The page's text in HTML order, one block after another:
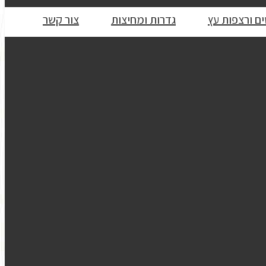
ורצפות עץ גדרות ומחיצות צור קשר